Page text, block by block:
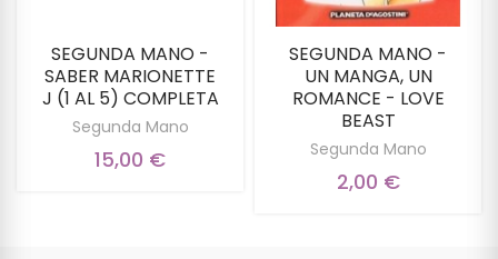
SEGUNDA MANO -
SABER MARIONETTE
J (1 AL 5) COMPLETA
Segunda Mano
15,00 €
SEGUNDA MANO -
UN MANGA, UN
ROMANCE - LOVE
BEAST
Segunda Mano
2,00 €